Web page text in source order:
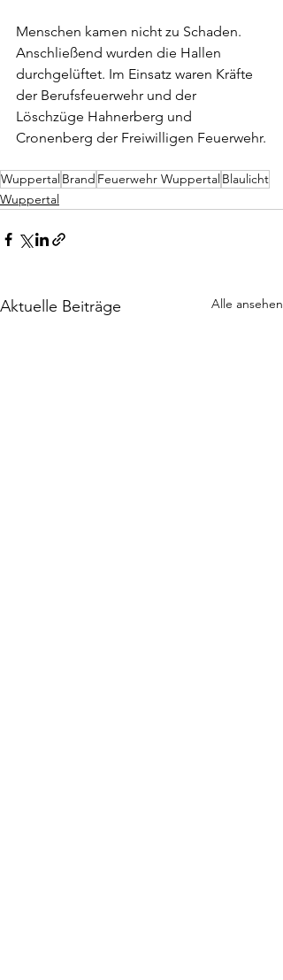
Menschen kamen nicht zu Schaden.
Anschließend wurden die Hallen
durchgelüftet. Im Einsatz waren Kräfte
der Berufsfeuerwehr und der
Löschzüge Hahnerberg und
Cronenberg der Freiwilligen Feuerwehr.
WuppertalBrand Feuerwehr WuppertalBlaulicht
Wuppertal
Aktuelle Beiträge Alle ansehen